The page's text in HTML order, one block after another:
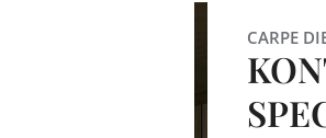
CARPE